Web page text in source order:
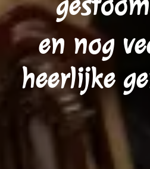
en nog
heerlijke